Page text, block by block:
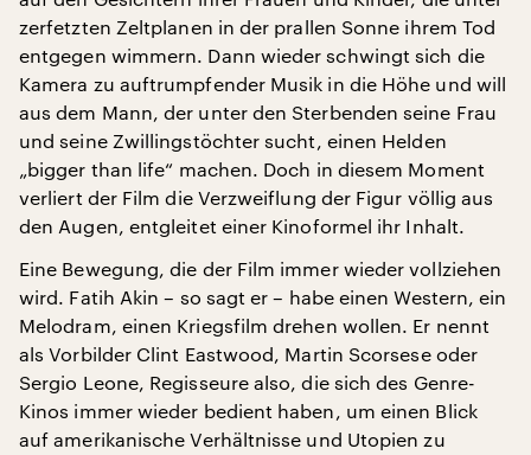
zerfetzten Zeltplanen in der prallen Sonne ihrem Tod
entgegen wimmern. Dann wieder schwingt sich die
Kamera zu auftrumpfender Musik in die Höhe und will
aus dem Mann, der unter den Sterbenden seine Frau
und seine Zwillingstöchter sucht, einen Helden
„bigger than life“ machen. Doch in diesem Moment
verliert der Film die Verzweiflung der Figur völlig aus
den Augen, entgleitet einer Kinoformel ihr Inhalt.
Eine Bewegung, die der Film immer wieder vollziehen
wird. Fatih Akin – so sagt er – habe einen Western, ein
Melodram, einen Kriegsfilm drehen wollen. Er nennt
als Vorbilder Clint Eastwood, Martin Scorsese oder
Sergio Leone, Regisseure also, die sich des Genre-
Kinos immer wieder bedient haben, um einen Blick
auf amerikanische Verhältnisse und Utopien zu